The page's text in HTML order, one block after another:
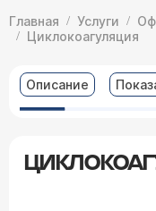
Главная Услуги
Циклокоагуляция
Описание